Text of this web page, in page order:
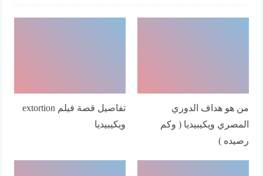
من هو هداف الدوري
المصري ويكيبيديا ( وكم
رصيده )
تفاصيل قصة فيلم extortion
ويكيبيديا